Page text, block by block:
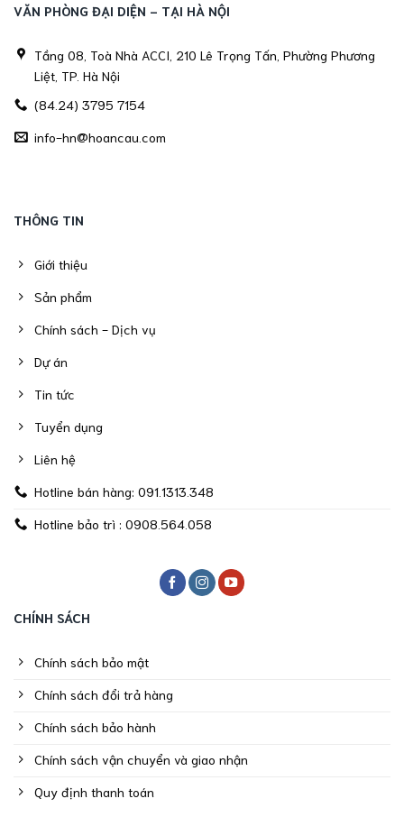
VĂN PHÒNG ĐẠI DIỆN - TẠI HÀ NỘI
Tầng 08, Toà Nhà ACCI, 210 Lê Trọng Tấn, Phường Phương
Liệt, TP. Hà Nội
(84.24) 3795 7154
info-hn@hoancau.com
THÔNG TIN
Giới thiệu
Sản phẩm
Chính sách - Dịch vụ
Dự án
Tin tức
Tuyển dụng
Liên hệ
Hotline bán hàng: 091.1313.348
Hotline bảo trì : 0908.564.058
CHÍNH SÁCH
Chính sách bảo mật
Chính sách đổi trả hàng
Chính sách bảo hành
Chính sách vận chuyển và giao nhận
Quy định thanh toán